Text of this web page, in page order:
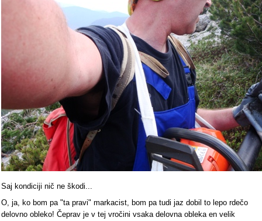
Saj kondiciji nič ne škodi...
O, ja, ko bom pa "ta pravi" markacist, bom pa tudi jaz dobil to lepo rdečo
delovno obleko! Čeprav je v tej vročini vsaka delovna obleka en velik